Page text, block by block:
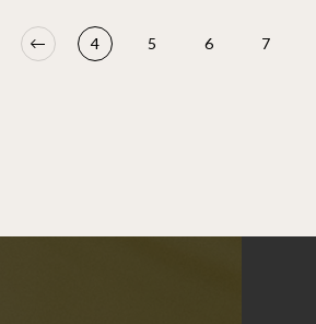
4 5 6 7